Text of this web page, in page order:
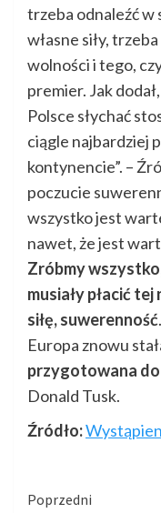
trzeba odnaleźć w
własne siły,
wolności i tego,
premier. Jak
Polsce słychać
ciągle najbardziej
kontynencie”. –
poczucie
wszystko jest
nawet, że jest
Zróbmy
musiały płacić
siłę, suwerenność
Europa znowu
przygotowana
Donald Tusk.
Źródło:
Kontynuuj
Poprzedni